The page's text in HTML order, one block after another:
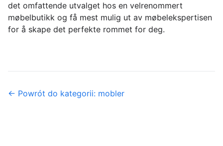
det omfattende utvalget hos en velrenommert
møbelbutikk og få mest mulig ut av møbelekspertisen
for å skape det perfekte rommet for deg.
← Powrót do kategorii: mobler